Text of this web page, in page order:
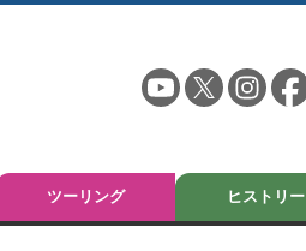
ツーリング ヒストリー